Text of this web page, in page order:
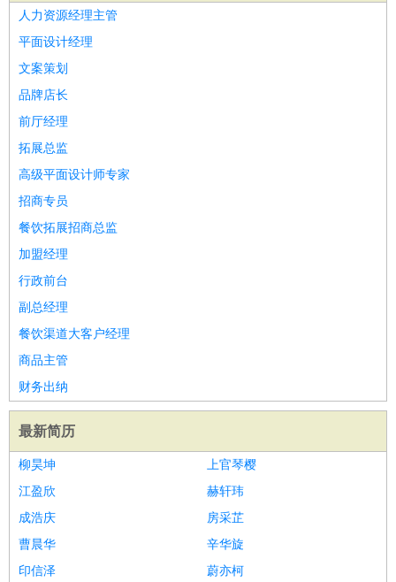
人力资源经理主管
平面设计经理
文案策划
品牌店长
前厅经理
拓展总监
高级平面设计师专家
招商专员
餐饮拓展招商总监
加盟经理
行政前台
副总经理
餐饮渠道大客户经理
商品主管
财务出纳
最新简历
柳昊坤
上官琴樱
江盈欣
赫轩玮
成浩庆
房采芷
曹晨华
辛华旋
印信泽
蔚亦柯